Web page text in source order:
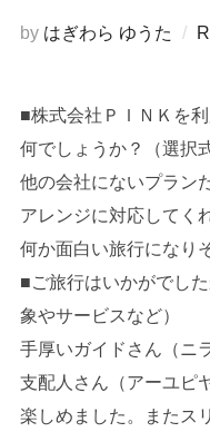
by はぎわら ゆうた
■株式会社ＰＩＮＫを
何でしょうか？（選択式
他の会社にないプラン
アレンジに対応してく
何か面白い旅行になり
■ご旅行はいかがでし
象やサービスなど）
手厚いガイドさん（ニ
支配人さん（アーユピ
楽しめました。またス